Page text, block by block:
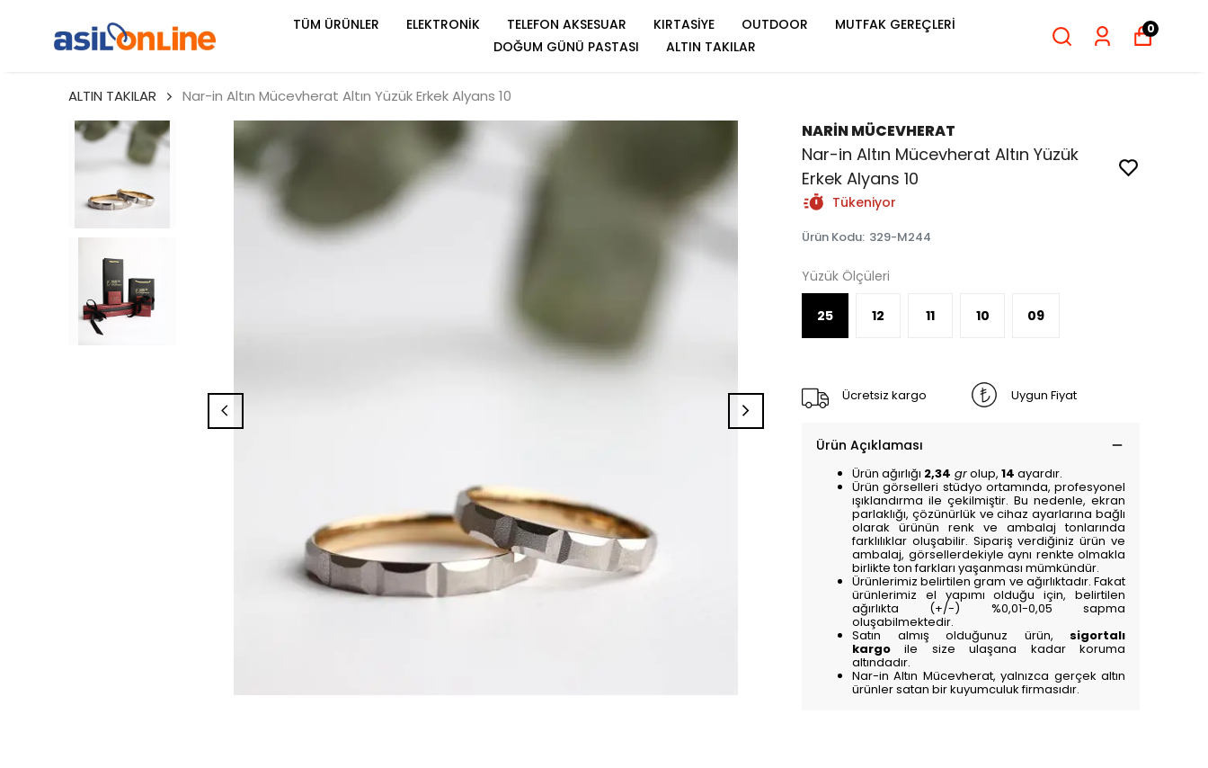
TÜM ÜRÜNLER ELEKTRONİK TELEFON AKSESUAR KIRTASİYE OUTDOOR
MUTFAK GEREÇLERİ
DOĞUM GÜNÜ PASTASI
ALTIN TAKILAR
0
ALTIN TAKILAR Nar-in Altın Mücevherat Altın Yüzük Erkek Alyans 10
NARİN MÜCEVHERAT
Nar-in Altın Mücevherat Altın Yüzük
Erkek Alyans 10
Tükeniyor
Ürün Kodu: 329-M244
Yüzük Ölçüleri
25 12 11 10 09
Ücretsiz kargo Uygun Fiyat
Ürün Açıklaması
Ürün ağırlığı 2,34 grolup, 14 ayardır.
Ürün görselleri stüdyo ortamında, profesyonel
ışıklandırma ile çekilmiştir. Bu nedenle, ekran
parlaklığı, çözünürlük ve cihaz ayarlarına bağlı
olarak ürünün renk ve ambalaj tonlarında
farklılıklar oluşabilir. Sipariş verdiğiniz ürün ve
ambalaj, görsellerdekiyle aynı renkte olmakla
birlikte ton farkları yaşanması mümkündür.
Ürünlerimiz belirtilen gram ve ağırlıktadır. Fakat
ürünlerimiz el yapımı olduğu için, belirtilen
ağırlıkta (+/-) %0,01-0,05 sapma
oluşabilmektedir.
Satın almış olduğunuz ürün, sigortalı
kargo ile size ulaşana kadar koruma
altındadır.
Nar-in Altın Mücevherat, yalnızca gerçek altın
ürünler satan bir kuyumculuk firmasıdır.